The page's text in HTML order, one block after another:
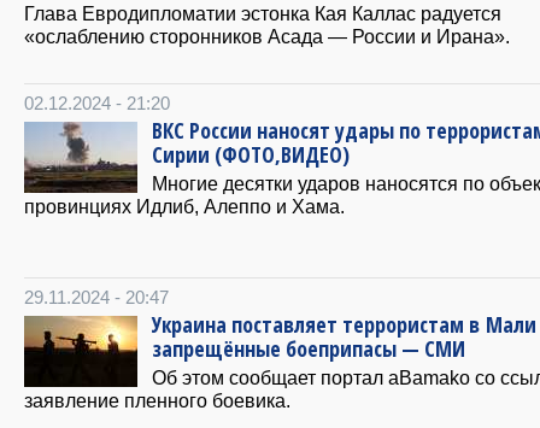
Глава Евродипломатии эстонка Кая Каллас радуется
«ослаблению сторонников Асада — России и Ирана».
02.12.2024 - 21:20
ВКС России наносят удары по
Сирии (ФОТО,ВИДЕО)
Многие десятки ударов наносятся по
провинциях Идлиб, Алеппо и Хама.
29.11.2024 - 20:47
Украина поставляет террористам в Мали
запрещённые боеприпасы — СМИ
Об этом сообщает портал aBamako со
заявление пленного боевика.